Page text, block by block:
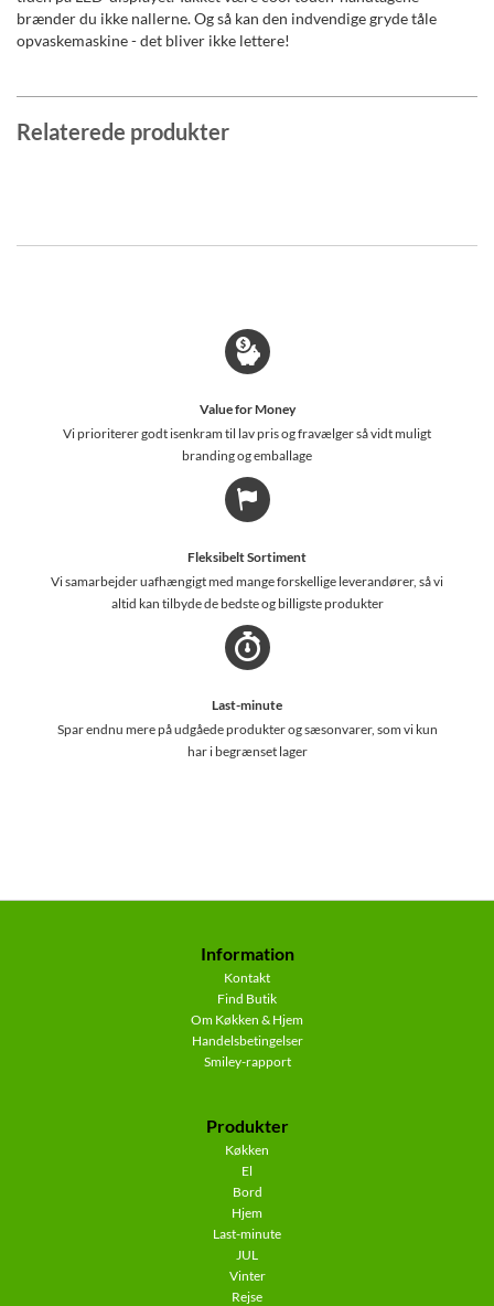
brænder du ikke nallerne. Og så kan den indvendige gryde tåle
opvaskemaskine - det bliver ikke lettere!
Relaterede produkter
Value for Money
Vi prioriterer godt isenkram til lav pris og fravælger så vidt muligt
branding og emballage
Fleksibelt Sortiment
Vi samarbejder uafhængigt med mange forskellige leverandører, så vi
altid kan tilbyde de bedste og billigste produkter
Last-minute
Spar endnu mere på udgåede produkter og sæsonvarer, som vi kun
har i begrænset lager
Information
Kontakt
Find Butik
Om Køkken & Hjem
Handelsbetingelser
Smiley-rapport
Produkter
Køkken
El
Bord
Hjem
Last-minute
JUL
Vinter
Rejse